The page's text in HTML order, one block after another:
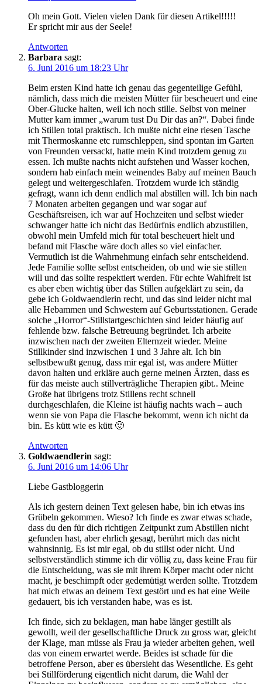
Oh mein Gott. Vielen vielen Dank für diesen Artikel!!!!!
Er spricht mir aus der Seele!
Antworten
Barbara sagt:
6. Juni 2016 um 18:23 Uhr
Beim ersten Kind hatte ich genau das gegenteilige Gefühl,
nämlich, dass mich die meisten Mütter für bescheuert und eine
Ober-Glucke halten, weil ich noch stille. Selbst von meiner
Mutter kam immer „warum tust Du Dir das an?“. Dabei finde
ich Stillen total praktisch. Ich mußte nicht eine riesen Tasche
mit Thermoskanne etc rumschleppen, sind spontan im Garten
von Freunden versackt, hatte mein Kind trotzdem genug zu
essen. Ich mußte nachts nicht aufstehen und Wasser kochen,
sondern hab einfach mein weinendes Baby auf meinen Bauch
gelegt und weitergeschlafen. Trotzdem wurde ich ständig
gefragt, wann ich denn endlich mal abstillen will. Ich bin nach
7 Monaten arbeiten gegangen und war sogar auf
Geschäftsreisen, ich war auf Hochzeiten und selbst wieder
schwanger hatte ich nicht das Bedürfnis endlich abzustillen,
obwohl mein Umfeld mich für total bescheuert hielt und
befand mit Flasche wäre doch alles so viel einfacher.
Vermutlich ist die Wahrnehmung einfach sehr entscheidend.
Jede Familie sollte selbst entscheiden, ob und wie sie stillen
will und das sollte respektiert werden. Für echte Wahlfreit ist
es aber eben wichtig über das Stillen aufgeklärt zu sein, da
gebe ich Goldwaendlerin recht, und das sind leider nicht mal
alle Hebammen und Schwestern auf Geburtsstationen. Gerade
solche „Horror“-Stillstartgeschichten sind leider häufig auf
fehlende bzw. falsche Betreuung begründet. Ich arbeite
inzwischen nach der zweiten Elternzeit wieder. Meine
Stillkinder sind inzwischen 1 und 3 Jahre alt. Ich bin
selbstbewußt genug, dass mir egal ist, was andere Mütter
davon halten und erkläre auch gerne meinen Ärzten, dass es
für das meiste auch stillverträgliche Therapien gibt.. Meine
Große hat übrigens trotz Stillens recht schnell
durchgeschlafen, die Kleine ist häufig nachts wach – auch
wenn sie von Papa die Flasche bekommt, wenn ich nicht da
bin. Es kütt wie es kütt 🙂
Antworten
Goldwaendlerin sagt:
6. Juni 2016 um 14:06 Uhr
Liebe Gastbloggerin
Als ich gestern deinen Text gelesen habe, bin ich etwas ins
Grübeln gekommen. Wieso? Ich finde es zwar etwas schade,
dass du den für dich richtigen Zeitpunkt zum Abstillen nicht
gefunden hast, aber ehrlich gesagt, berührt mich das nicht
wahnsinnig. Es ist mir egal, ob du stillst oder nicht. Und
selbstverständlich stimme ich dir völlig zu, dass keine Frau für
die Entscheidung, was sie mit ihrem Körper macht oder nicht
macht, je beschimpft oder gedemütigt werden sollte. Trotzdem
hat mich etwas an deinem Text gestört und es hat eine Weile
gedauert, bis ich verstanden habe, was es ist.
Ich finde, sich zu beklagen, man habe länger gestillt als
gewollt, weil der gesellschaftliche Druck zu gross war, gleicht
der Klage, man müsse als Frau ja wieder arbeiten gehen, weil
das von einem erwartet werde. Beides ist schade für die
betroffene Person, aber es übersieht das Wesentliche. Es geht
bei Stillförderung eigentlich nicht darum, die Wahl der